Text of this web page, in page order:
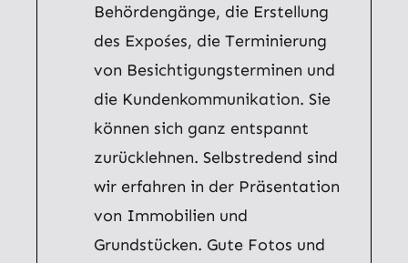
Behördengänge, die Erstellung
des Expośes, die Terminierung
von Besichtigungsterminen und
die Kundenkommunikation. Sie
können sich ganz entspannt
zurücklehnen. Selbstredend sind
wir erfahren in der Präsentation
von Immobilien und
Grundstücken. Gute Fotos und